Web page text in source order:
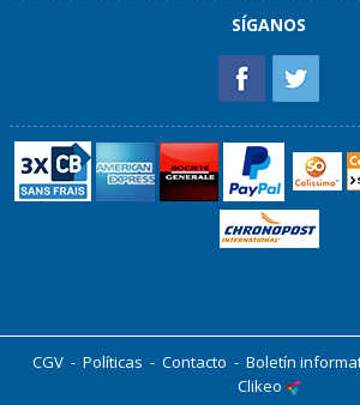
SÍGANOS
CGV - Políticas - Contacto - Boletín
Clikeo